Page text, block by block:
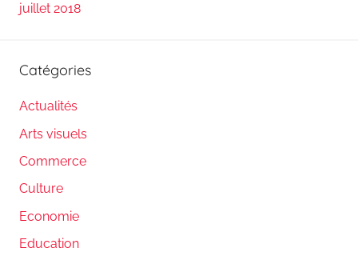
juillet 2018
Catégories
Actualités
Arts visuels
Commerce
Culture
Economie
Education